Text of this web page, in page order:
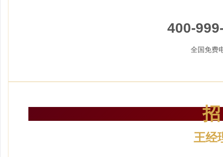
400-
全国免费
招
王经